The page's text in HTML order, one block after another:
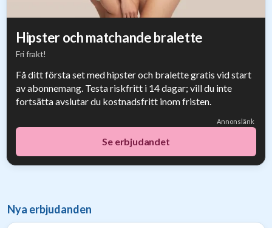
Hipster och matchande bralette
Fri frakt!
Få ditt första set med hipster och bralette gratis vid start
av abonnemang. Testa riskfritt i 14 dagar; vill du inte
fortsätta avslutar du kostnadsfritt inom fristen.
Annonslänk
Se erbjudandet
Nya erbjudanden